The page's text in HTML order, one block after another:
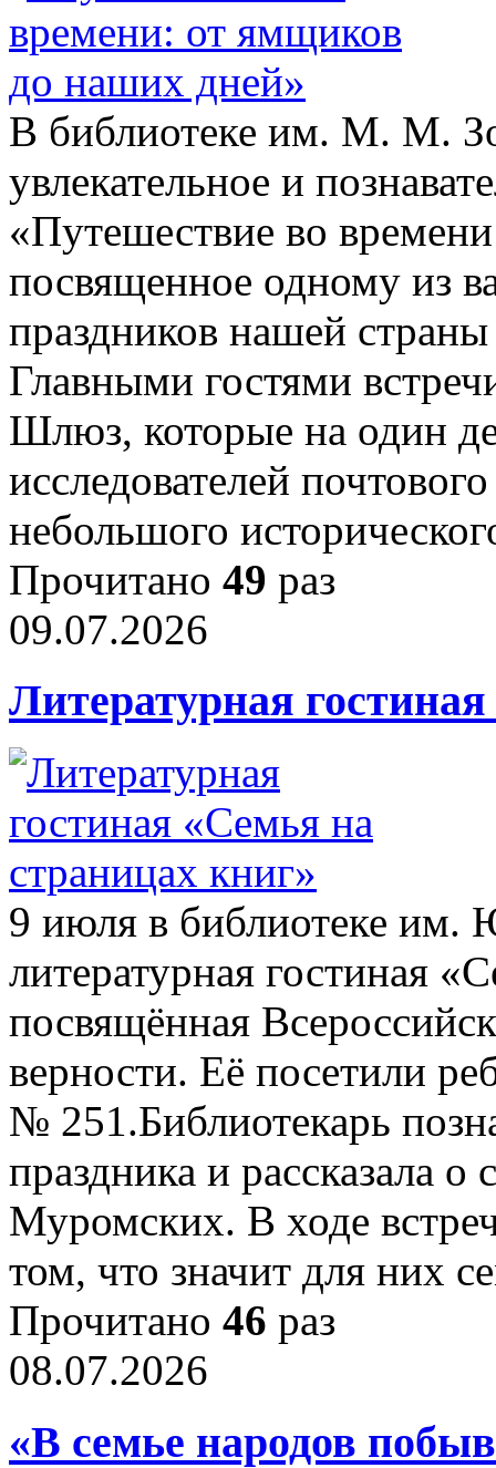
В библиотеке им. М. М.
увлекательное и
«Путешествие во
посвященное одному из
праздников нашей
Главными гостями
Шлюз, которые на один
исследователей
небольшого
Прочитано 49 раз
09.07.2026
Литературная
9 июля в библиотеке
литературная гостиная
посвящённая
верности. Её посетили
№ 251.Библиотекарь
праздника и рассказала
Муромских. В ходе
том, что значит для них
Прочитано 46 раз
08.07.2026
«В семье народов